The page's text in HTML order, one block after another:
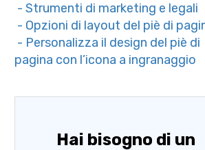
- Strumenti di marketing e legali
- Opzioni di layout del piè di
- Personalizza il design del piè di
pagina con l’icona a ingranaggio
Hai bisogno di un